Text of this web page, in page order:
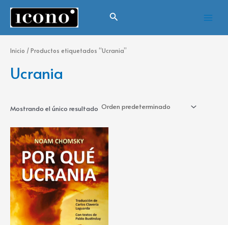
contenido
Buscar
Menu
Inicio / Productos etiquetados “Ucrania”
Ucrania
Mostrando el único resultado